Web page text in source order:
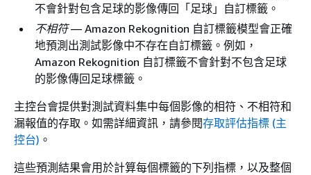
不會針對包含足球的影像傳回「足球」自訂標籤。
不相符— Amazon Rekognition 自訂標籤模型會正確
地預測出測試影像中不存在自訂標籤。例如，
Amazon Rekognition 自訂標籤不會針對不包含足球
的影像傳回足球標籤。
主控台會提供對測試資料集中每個影像的相符、不相符和
漏報值的存取。如需詳細資訊，請參閱存取評估指標 (主
控台) 。
這些預測結果會用於計算每個標籤的下列指標，以及整個